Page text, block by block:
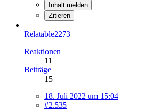
Inhalt melden
Zitieren
Relatable2273
Reaktionen
11
Beiträge
15
18. Juli 2022 um 15:04
#2.535